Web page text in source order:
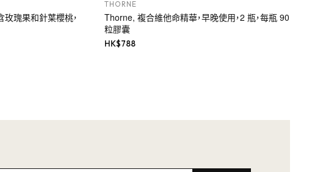
玫瑰果和針葉櫻桃，
THORNE
Thorne, 複合維他命精華，早晚使用，2 瓶，每瓶 90
粒膠囊
HK$788